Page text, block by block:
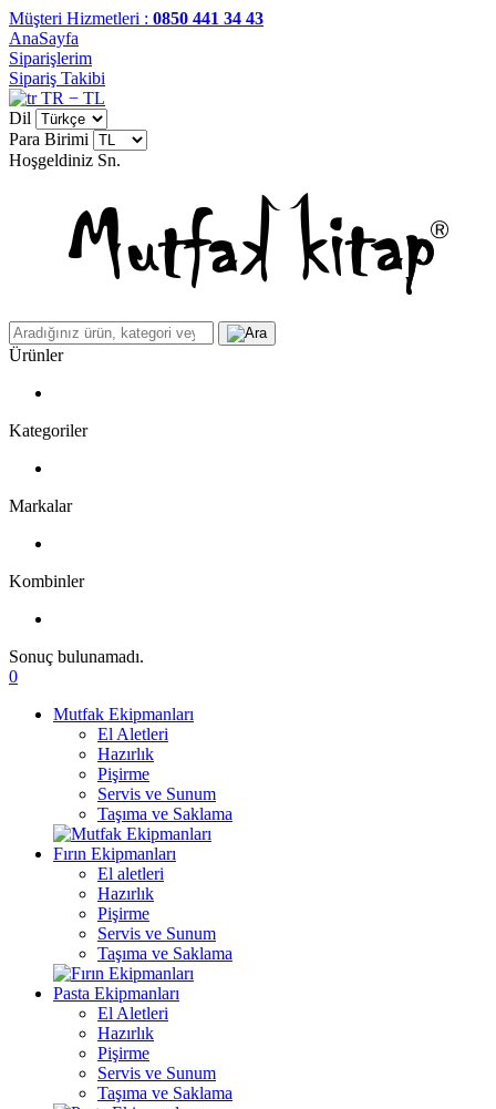
Müşteri Hizmetleri : 0850 441 34 43
AnaSayfa
Siparişlerim
Sipariş Takibi
TR − TL
Dil
Para Birimi
Hoşgeldiniz Sn.
Ürünler
Kategoriler
Markalar
Kombinler
Sonuç bulunamadı.
0
Mutfak Ekipmanları
El Aletleri
Hazırlık
Pişirme
Servis ve Sunum
Taşıma ve Saklama
Fırın Ekipmanları
El aletleri
Hazırlık
Pişirme
Servis ve Sunum
Taşıma ve Saklama
Pasta Ekipmanları
El Aletleri
Hazırlık
Pişirme
Servis ve Sunum
Taşıma ve Saklama